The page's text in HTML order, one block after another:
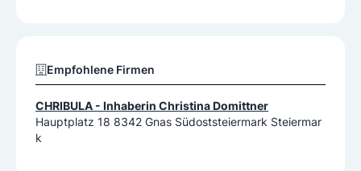
Empfohlene Firmen
CHRIBULA - Inhaberin Christina Domittner
Hauptplatz 18 8342 Gnas Südoststeiermark Steiermar
k